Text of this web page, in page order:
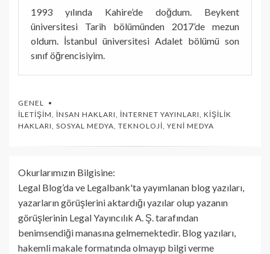
1993 yılında Kahire’de doğdum. Beykent
üniversitesi Tarih bölümünden 2017’de mezun
oldum. İstanbul üniversitesi Adalet bölümü son
sınıf öğrencisiyim.
GENEL
İLETIŞIM
İNSAN HAKLARI İNTERNET YAYINLARI KIŞILIK
HAKLARI SOSYAL MEDYA TEKNOLOJI YENI MEDYA
Okurlarımızın Bilgisine:
Legal Blog’da ve Legalbank'ta yayımlanan blog yazıları,
yazarların görüşlerini aktardığı yazılar olup yazanın
görüşlerinin Legal Yayıncılık A. Ş. tarafından
benimsendiği manasına gelmemektedir. Blog yazıları,
hakemli makale formatında olmayıp bilgi verme